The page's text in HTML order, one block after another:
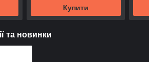
Купити
та новинки